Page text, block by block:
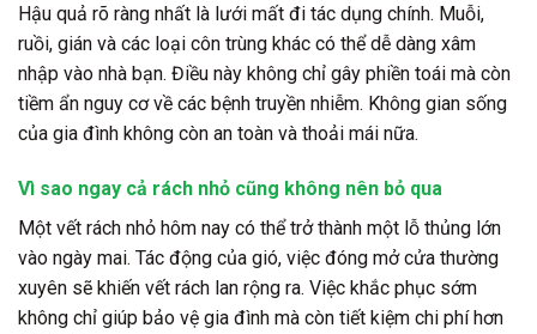
Hậu quả rõ ràng nhất là lưới mất đi tác dụng chính. Muỗi,
ruồi, gián và các loại côn trùng khác có thể dễ dàng xâm
nhập vào nhà bạn. Điều này không chỉ gây phiền toái mà còn
tiềm ẩn nguy cơ về các bệnh truyền nhiễm. Không gian sống
của gia đình không còn an toàn và thoải mái nữa.
Vì sao ngay cả rách nhỏ cũng không nên bỏ qua
Một vết rách nhỏ hôm nay có thể trở thành một lỗ thủng lớn
vào ngày mai. Tác động của gió, việc đóng mở cửa thường
xuyên sẽ khiến vết rách lan rộng ra. Việc khắc phục sớm
không chỉ giúp bảo vệ gia đình mà còn tiết kiệm chi phí hơn